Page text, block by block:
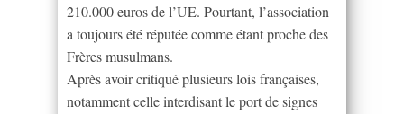
210.000 euros de l’UE. Pourtant, l’association
a toujours été réputée comme étant proche des
Frères musulmans.
Après avoir critiqué plusieurs lois françaises,
notamment celle interdisant le port de signes